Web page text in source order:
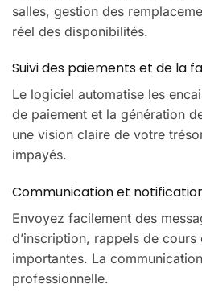
salles, gestion des
réel des disponibilités.
Suivi des paiements et de la
Le logiciel automatise les
de paiement et la génération
une vision claire de votre
impayés.
Communication et
Envoyez facilement des
d’inscription, rappels de
importantes. La
professionnelle.